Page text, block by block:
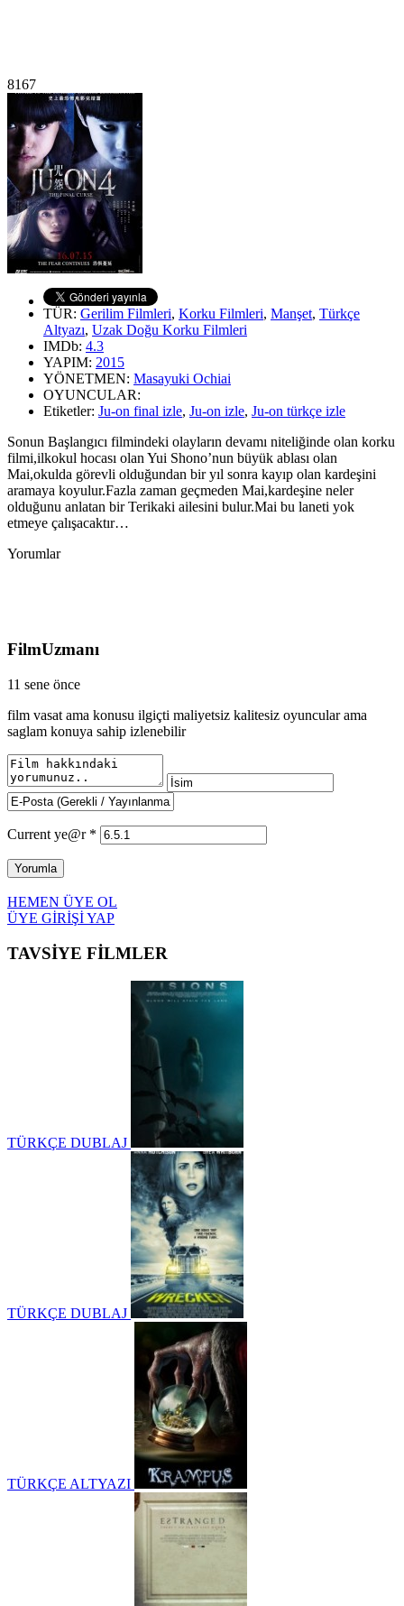
8167
TÜR: Gerilim Filmleri, Korku Filmleri, Manşet, Türkçe
Altyazı, Uzak Doğu Korku Filmleri
IMDb: 4.3
YAPIM: 2015
YÖNETMEN: Masayuki Ochiai
OYUNCULAR:
Etiketler: Ju-on final izle, Ju-on izle, Ju-on türkçe izle
Sonun Başlangıcı filmindeki olayların devamı niteliğinde olan korku
filmi,ilkokul hocası olan Yui Shono’nun büyük ablası olan
Mai,okulda görevli olduğundan bir yıl sonra kayıp olan kardeşini
aramaya koyulur.Fazla zaman geçmeden Mai,kardeşine neler
olduğunu anlatan bir Terikaki ailesini bulur.Mai bu laneti yok
etmeye çalışacaktır…
Yorumlar
FilmUzmanı
11 sene önce
film vasat ama konusu ilgiçti maliyetsiz kalitesiz oyuncular ama
saglam konuya sahip izlenebilir
Current ye@r *
HEMEN ÜYE OL
ÜYE GİRİŞİ YAP
TAVSİYE FİLMLER
TÜRKÇE DUBLAJ
TÜRKÇE DUBLAJ
TÜRKÇE ALTYAZI